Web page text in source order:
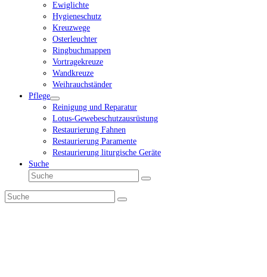
Ewiglichte
Hygieneschutz
Kreuzwege
Osterleuchter
Ringbuchmappen
Vortragekreuze
Wandkreuze
Weihrauchständer
Pflege
Reinigung und Reparatur
Lotus-Gewebeschutzausrüstung
Restaurierung Fahnen
Restaurierung Paramente
Restaurierung liturgische Geräte
Suche
Suche
Senden
Suche
Senden